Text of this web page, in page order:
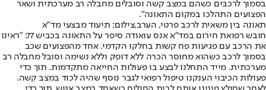
בסמוך לרכבים כשהם במצב קשה וסובלים מחבלה רב מערכתית ושאר
הפצועים התהלכו במקום התאונה".
תאונה בין משאית לרכב פרטי, הערב,צילום: תיעוד מבצעי מד"א
חובש רפואת חירום במד"א אנס עואודה סיפר על התאונה בכביש 77: "ראינו
את הרכב עם פגיעות פח קשות בחלקו הקדמי. אחד מהפצועים שכב
בסמוך לרכב כשהוא מחוסר הכרה ללא דופק וללא נשימה וסובל מחבלה רב
מערכתית. מייד התחלנו לבצע בו פעולות החייאה מתקדמות. תוך כדי
פעולות הכיבוי הענקנו טיפול רפואי לגבר נוסף שהיה לכוד במצב קשה.